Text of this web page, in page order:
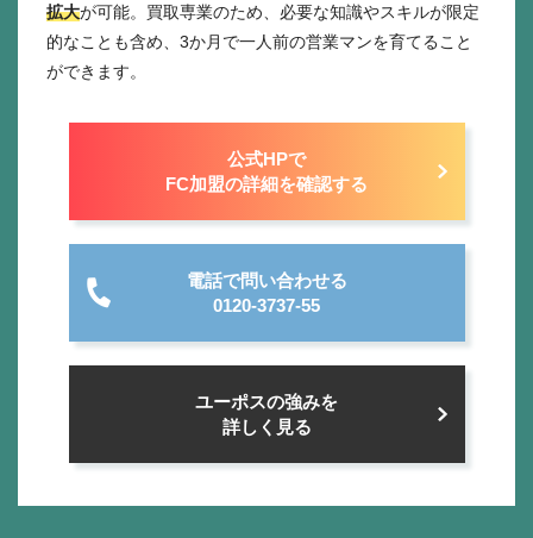
拡大が可能。買取専業のため、必要な知識やスキルが限定
的なことも含め、3か月で一人前の営業マンを育てること
ができます。
公式HPで
FC加盟の詳細を確認する
電話で問い合わせる
0120-3737-55
ユーポスの強みを
詳しく見る